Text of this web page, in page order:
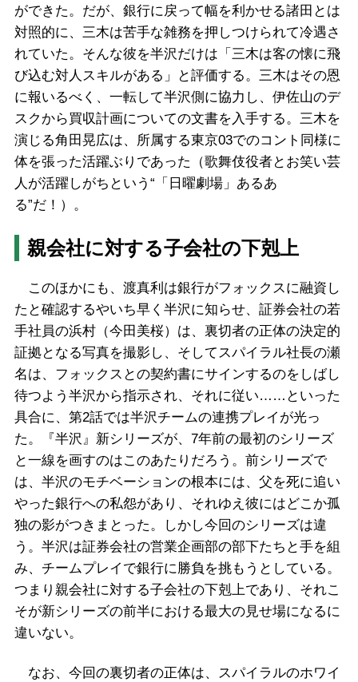
ができた。だが、銀行に戻って幅を利かせる諸田とは
対照的に、三木は苦手な雑務を押しつけられて冷遇さ
れていた。そんな彼を半沢だけは「三木は客の懐に飛
び込む対人スキルがある」と評価する。三木はその恩
に報いるべく、一転して半沢側に協力し、伊佐山のデ
スクから買収計画についての文書を入手する。三木を
演じる角田晃広は、所属する東京03でのコント同様に
体を張った活躍ぶりであった（歌舞伎役者とお笑い芸
人が活躍しがちという“「日曜劇場」あるあ
る”だ！）。
親会社に対する子会社の下剋上
このほかにも、渡真利は銀行がフォックスに融資し
たと確認するやいち早く半沢に知らせ、証券会社の若
手社員の浜村（今田美桜）は、裏切者の正体の決定的
証拠となる写真を撮影し、そしてスパイラル社長の瀬
名は、フォックスとの契約書にサインするのをしばし
待つよう半沢から指示され、それに従い……といった
具合に、第2話では半沢チームの連携プレイが光っ
た。『半沢』新シリーズが、7年前の最初のシリーズ
と一線を画すのはこのあたりだろう。前シリーズで
は、半沢のモチベーションの根本には、父を死に追い
やった銀行への私怨があり、それゆえ彼にはどこか孤
独の影がつきまとった。しかし今回のシリーズは違
う。半沢は証券会社の営業企画部の部下たちと手を組
み、チームプレイで銀行に勝負を挑もうとしている。
つまり親会社に対する子会社の下剋上であり、それこ
そが新シリーズの前半における最大の見せ場になるに
違いない。
なお、今回の裏切者の正体は、スパイラルのホワイ